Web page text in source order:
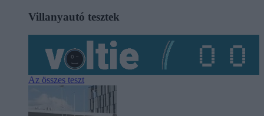
Villanyautó tesztek
Az összes teszt